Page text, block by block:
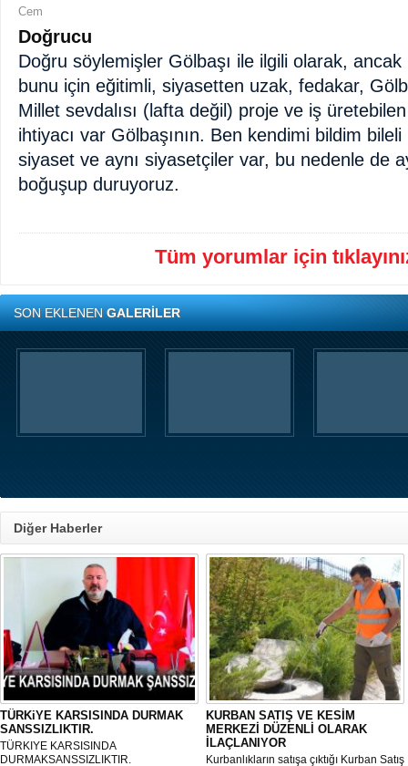
Cem
Doğrucu
Doğru söylemişler Gölbaşı ile ilgili olarak, ancak
bunu için eğitimli, siyasetten uzak, fedakar,
Millet sevdalısı (lafta değil) proje ve iş
ihtiyacı var Gölbaşının. Ben kendimi bildim bileli
siyaset ve aynı siyasetçiler var, bu nedenle de
boğuşup duruyoruz.
Tüm yorumlar için
SON EKLENENGALERİLER
Diğer Haberler
TÜRKiYE KARSISINDA DURMAK
SANSSIZLIKTIR.
TÜRKIYE KARSISINDA
DURMAKSANSSIZLIKTIR.
KURBAN SATIŞ VE KESİM
MERKEZİ DÜZENLİ OLARAK
İLAÇLANIYOR
Kurbanlıkların satışa çıktığı Kurban Satış